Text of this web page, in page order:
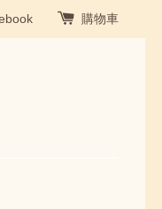
購物車